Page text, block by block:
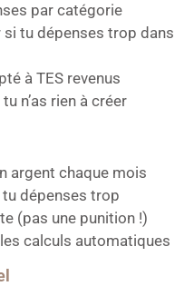
par catégorie
si tu dépenses trop dans
à TES revenus
tu n’as rien à créer
argent chaque mois
dépenses trop
(pas une punition !)
calculs automatiques